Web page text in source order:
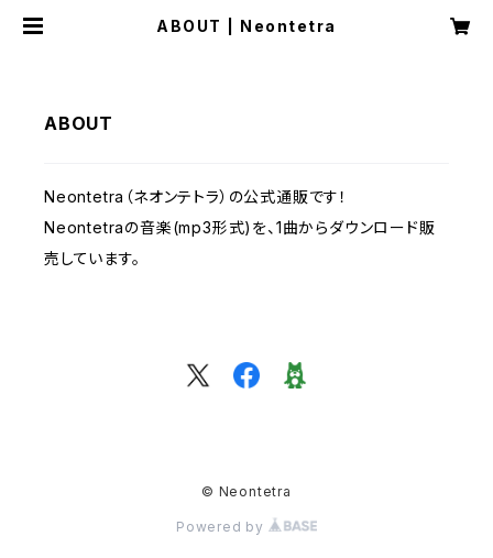
ABOUT | Neontetra
ABOUT
Neontetra（ネオンテトラ）の公式通販です！
Neontetraの音楽(mp3形式)を、1曲からダウンロード販
売しています。
© Neontetra
Powered by